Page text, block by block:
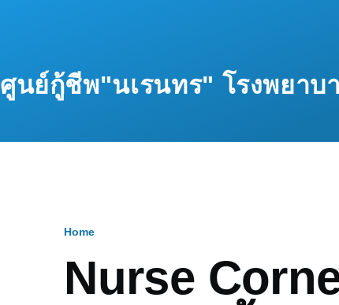
ศูนย์กู้ชีพ"นเรนทร" โรงพยาบ
Home
Nurse